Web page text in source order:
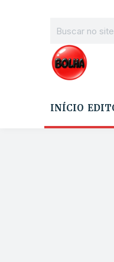
INÍCIO